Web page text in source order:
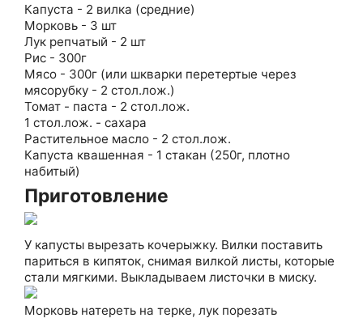
Капуста - 2 вилка (средние)
Морковь - 3 шт
Лук репчатый - 2 шт
Рис - 300г
Мясо - 300г (или шкварки перетертые через
мясорубку - 2 стол.лож.)
Томат - паста - 2 стол.лож.
1 стол.лож. - сахара
Растительное масло - 2 стол.лож.
Капуста квашенная - 1 стакан (250г, плотно
набитый)
Приготовление
У капусты вырезать кочерыжку. Вилки поставить
париться в кипяток, снимая вилкой листы, которые
стали мягкими. Выкладываем листочки в миску.
Морковь натереть на терке, лук порезать